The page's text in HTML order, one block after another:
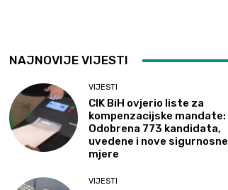
NAJNOVIJE VIJESTI
VIJESTI
CIK BiH ovjerio liste za
kompenzacijske mandate:
Odobrena 773 kandidata,
uvedene i nove sigurnosne
mjere
VIJESTI